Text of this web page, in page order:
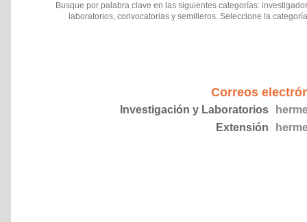
Busque por palabra clave en las siguientes categorías:
laboratorios, convocatorias y semilleros. Seleccione la
Correos
Investigación y Laboratorios
Extensión